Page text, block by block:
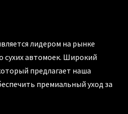
лидером на рынке
сухих автомоек. Широкий
предлагает наша
премиальный уход за